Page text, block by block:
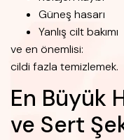
Güneş hasarı
Yanlış cilt bakımı
ve en önemlisi:
cildi fazla temizlemek.
En Büyük
ve Sert